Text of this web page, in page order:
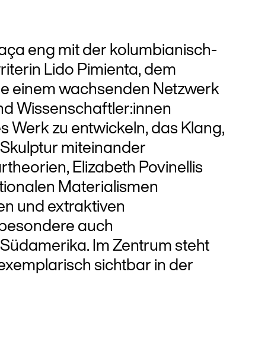
eng mit der kolumbianisch-
Lido Pimienta, dem
einem wachsenden Netzwerk
Wissenschaftler:innen
Werk zu entwickeln, das Klang,
miteinander
Elizabeth Povinellis
Materialismen
und extraktiven
auch
Im Zentrum steht
sichtbar in der